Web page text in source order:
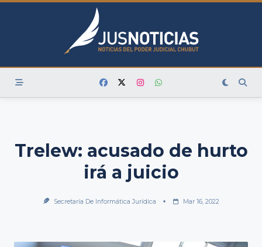
Skip
Trelew: acusado de hurto
irá a juicio
Secretaría De Informática Jurídica Mar 16, 2022